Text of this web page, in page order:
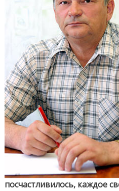
посчастливилось, каждое